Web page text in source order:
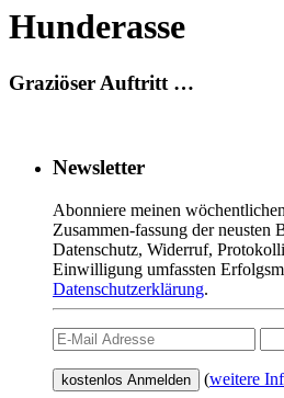
Hunderasse
Graziöser Auftritt …
Newsletter
Abonniere meinen
Zusammen-fassung der neusten
Datenschutz, Widerruf,
Einwilligung umfassten
Datenschutzerklärung.
(weitere